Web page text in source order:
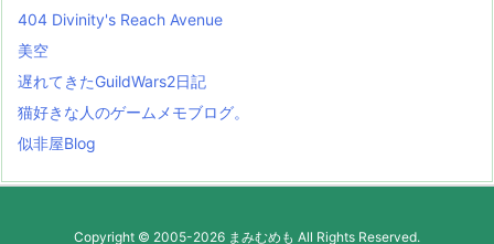
404 Divinity's Reach Avenue
美空
遅れてきたGuildWars2日記
猫好きな人のゲームメモブログ。
似非屋Blog
Copyright © 2005-2026 まみむめも All Rights Reserved.